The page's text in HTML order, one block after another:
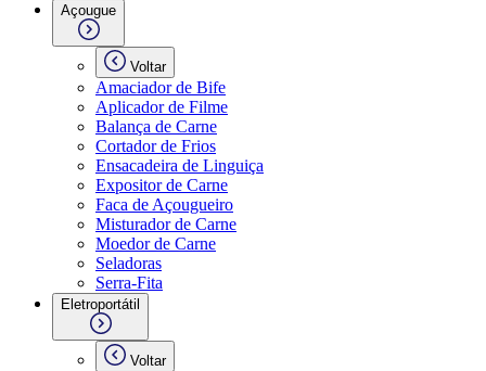
Açougue
Voltar
Amaciador de Bife
Aplicador de Filme
Balança de Carne
Cortador de Frios
Ensacadeira de Linguiça
Expositor de Carne
Faca de Açougueiro
Misturador de Carne
Moedor de Carne
Seladoras
Serra-Fita
Eletroportátil
Voltar